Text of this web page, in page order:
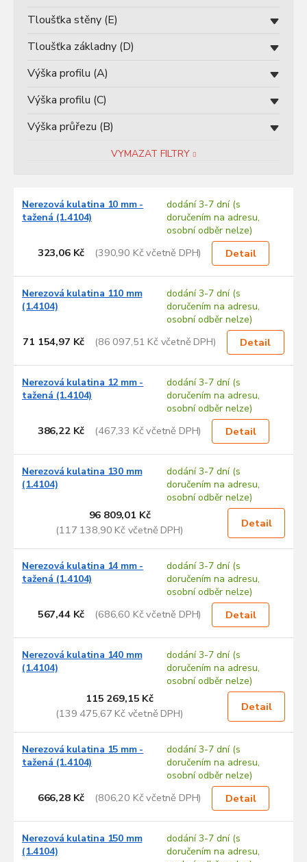
Tloušťka stěny (E)
Tloušťka základny (D)
Výška profilu (A)
Výška profilu (C)
Výška průřezu (B)
VYMAZAT FILTRY
Nerezová kulatina 10 mm -
tažená (1.4104)
dodání 3-7 dní (s
doručením na adresu,
osobní odběr nelze)
323,06 Kč (390,90 Kč včetně DPH) Detail
Nerezová kulatina 110 mm
(1.4104)
dodání 3-7 dní (s
doručením na adresu,
osobní odběr nelze)
71 154,97 Kč (86 097,51 Kč včetně DPH) Detail
Nerezová kulatina 12 mm -
tažená (1.4104)
dodání 3-7 dní (s
doručením na adresu,
osobní odběr nelze)
386,22 Kč (467,33 Kč včetně DPH) Detail
Nerezová kulatina 130 mm
(1.4104)
dodání 3-7 dní (s
doručením na adresu,
osobní odběr nelze)
96 809,01 Kč
(117 138,90 Kč včetně DPH)
Detail
Nerezová kulatina 14 mm -
tažená (1.4104)
dodání 3-7 dní (s
doručením na adresu,
osobní odběr nelze)
567,44 Kč (686,60 Kč včetně DPH) Detail
Nerezová kulatina 140 mm
(1.4104)
dodání 3-7 dní (s
doručením na adresu,
osobní odběr nelze)
115 269,15 Kč
(139 475,67 Kč včetně DPH)
Detail
Nerezová kulatina 15 mm -
tažená (1.4104)
dodání 3-7 dní (s
doručením na adresu,
osobní odběr nelze)
666,28 Kč (806,20 Kč včetně DPH) Detail
Nerezová kulatina 150 mm
(1.4104)
dodání 3-7 dní (s
doručením na adresu,